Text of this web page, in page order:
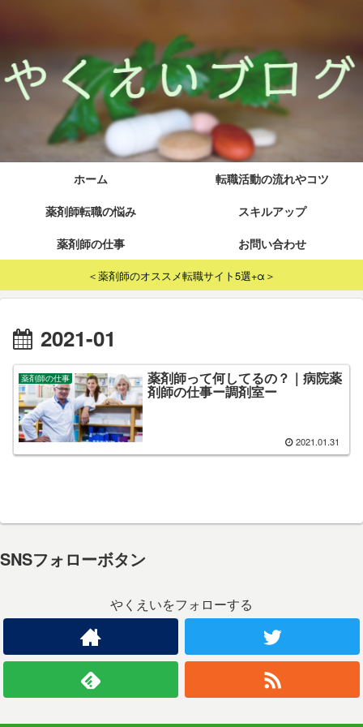
ホーム
転職活動の流れやコツ
薬剤師転職の悩み
スキルアップ
薬剤師の仕事
お問い合わせ
＜薬剤師のオススメ転職サイト5選+α＞
2021-01
薬剤師の仕事 薬剤師って何してるの？｜病院薬
剤師の仕事ー調剤室ー
2021.01.31
SNSフォローボタン
やくえいをフォローする